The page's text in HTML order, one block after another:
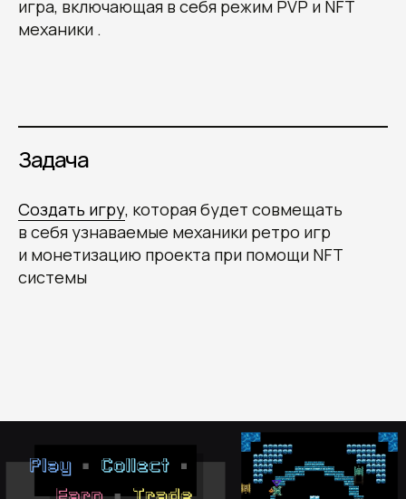
игра, включающая в себя режим PVP и NFT
механики .
Задача
Создать игру, которая будет совмещать
в себя узнаваемые механики ретро игр
и монетизацию проекта при помощи NFT
системы